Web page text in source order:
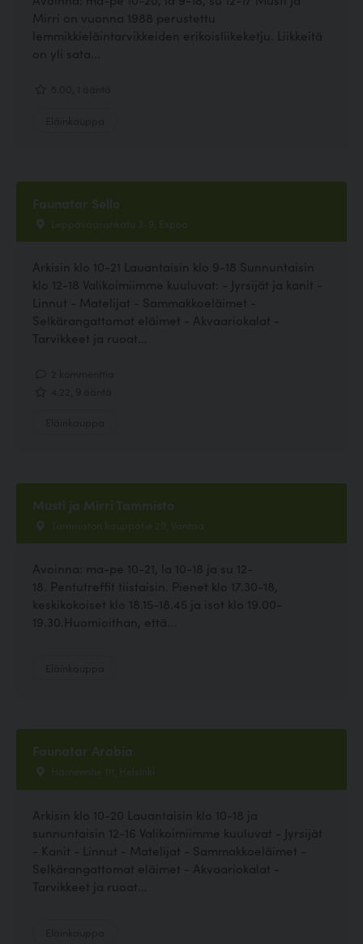
Mirri on vuonna 1988 perustettu
lemmikkieläintarvikkeiden erikoisliikeketju. Liikkeitä
on yli sata...
Faunatar Sello
Leppävaarankatu 3-9, Espoo
Arkisin klo 10-21 Lauantaisin klo 9-18 Sunnuntaisin
klo 12-18 Valikoimiimme kuuluvat: - Jyrsijät ja kanit -
Linnut - Matelijat - Sammakkoeläimet -
Selkärangattomat eläimet - Akvaariokalat -
Tarvikkeet ja ruoat...
Musti ja Mirri Tammisto
Tammiston kauppatie 29, Vantaa
Avoinna: ma-pe 10-21, la 10-18 ja su 12-
18. Pentutreffit tiistaisin. Pienet klo 17.30-18,
keskikokoiset klo 18.15-18.45 ja isot klo 19.00-
19.30.Huomioithan, että...
Faunatar Arabia
Hämeentie 111, Helsinki
Arkisin klo 10-20 Lauantaisin klo 10-18 ja
sunnuntaisin 12-16 Valikoimiimme kuuluvat - Jyrsijät
- Kanit - Linnut - Matelijat - Sammakkoeläimet -
Selkärangattomat eläimet - Akvaariokalat -
Tarvikkeet ja ruoat...